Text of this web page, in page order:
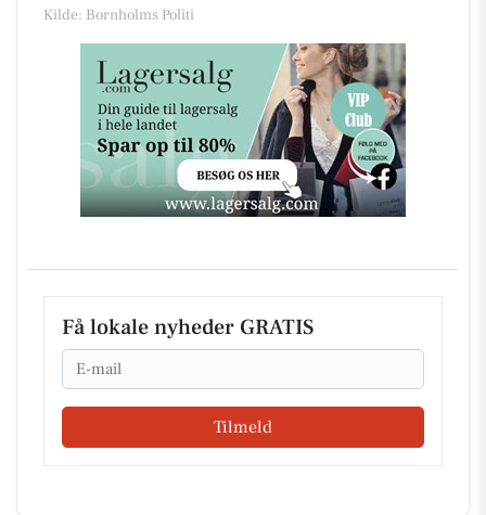
Kilde: Bornholms Politi
Få lokale nyheder GRATIS
Email
Tilmeld